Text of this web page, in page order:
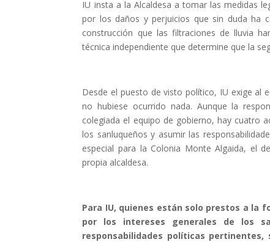
IU insta a la Alcaldesa a tomar las medidas
por los daños y perjuicios que sin duda ha
construcción que las filtraciones de lluvia
técnica independiente que determine que la
Desde el puesto de visto político, IU exige al
no hubiese ocurrido nada. Aunque la
colegiada el equipo de gobierno, hay cuatro
los sanluqueños y asumir las
especial para la Colonia Monte Algaida, el
propia alcaldesa.
Para IU, quienes están solo prestos a la
por los intereses generales de los
responsabilidades políticas